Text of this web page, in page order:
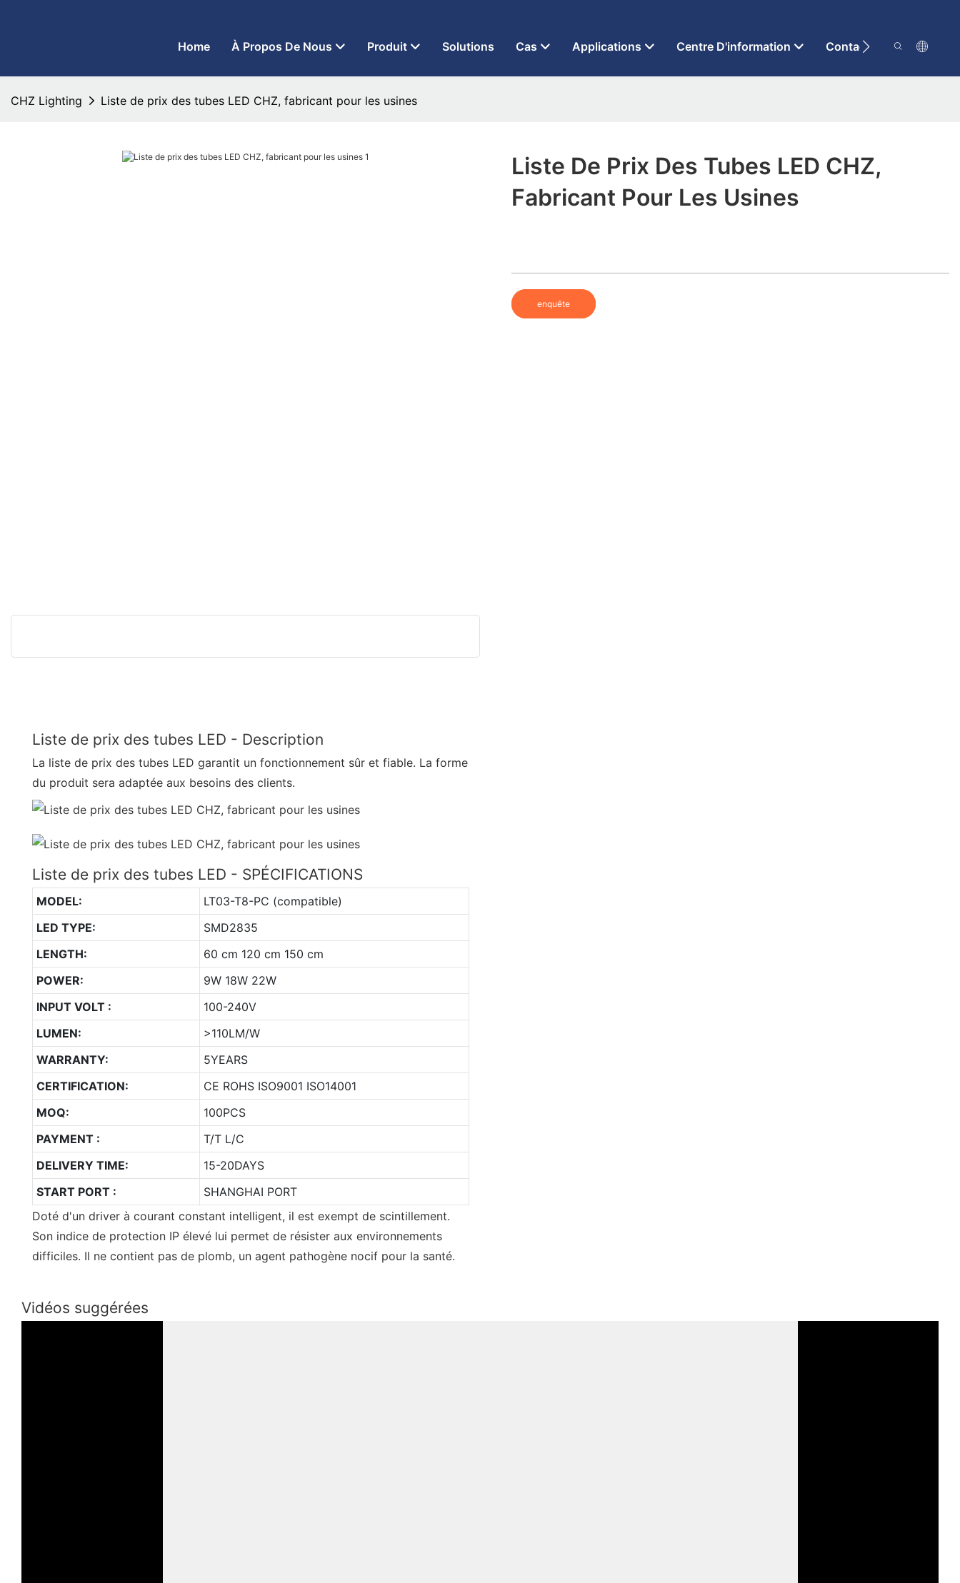
Home À Propos De Nous Produit Solutions Cas Applications Centre D'information Contactez-Nous
CHZ Lighting Liste de prix des tubes LED CHZ, fabricant pour les usines
Liste De Prix Des Tubes LED CHZ,
Fabricant Pour Les Usines
enquête
Liste de prix des tubes LED - Description
La liste de prix des tubes LED garantit un fonctionnement sûr et fiable. La forme
du produit sera adaptée aux besoins des clients.
Liste de prix des tubes LED - SPÉCIFICATIONS
MODEL:
LT03-T8-PC (compatible)
LED TYPE:
SMD2835
LENGTH:
60 cm 120 cm 150 cm
POWER:
9W 18W 22W
INPUT VOLT :
100-240V
LUMEN:
>110LM/W
WARRANTY:
5YEARS
CERTIFICATION:
CE ROHS ISO9001 ISO14001
MOQ:
100PCS
PAYMENT :
T/T L/C
DELIVERY TIME:
15-20DAYS
START PORT :
SHANGHAI PORT
Doté d'un driver à courant constant intelligent, il est exempt de scintillement.
Son indice de protection IP élevé lui permet de résister aux environnements
difficiles. Il ne contient pas de plomb, un agent pathogène nocif pour la santé.
Vidéos suggérées